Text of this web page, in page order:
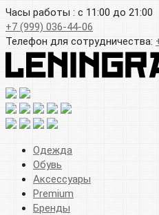
Часы работы : с 11:00 до 21:00
+7 (999) 036-44-06
Телефон для сотрудничества:
Одежда
Обувь
Аксессуары
Premium
Бренды